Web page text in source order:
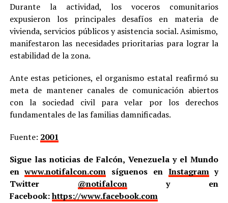
Durante la actividad, los voceros comunitarios
expusieron los principales desafíos en materia de
vivienda, servicios públicos y asistencia social. Asimismo,
manifestaron las necesidades prioritarias para lograr la
estabilidad de la zona.
Ante estas peticiones, el organismo estatal reafirmó su
meta de mantener canales de comunicación abiertos
con la sociedad civil para velar por los derechos
fundamentales de las familias damnificadas.
Fuente: 2001
Sigue las noticias de Falcón, Venezuela y el Mundo
enwww.notifalcon.com síguenos en Instagramy
Twitter @notifalcony en
Facebook:https://www.facebook.com